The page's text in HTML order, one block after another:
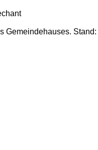
Gemeindehauses. Stand: